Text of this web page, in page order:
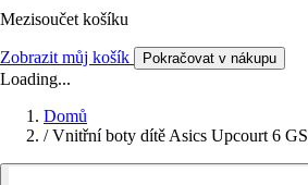
Mezisoučet košíku
Zobrazit můj košík Pokračovat v nákupu
Loading...
Domů
/ Vnitřní boty dítě Asics Upcourt 6 GS